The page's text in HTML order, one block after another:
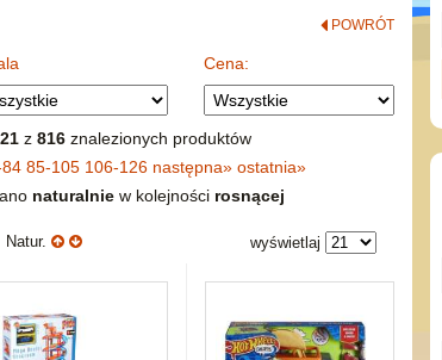
POWRÓT
Cena:
21z 816znalezionych produktów
85-105 106-126 następna» ostatnia»
naturalniew kolejności rosnącej
Natur. wyświetlaj